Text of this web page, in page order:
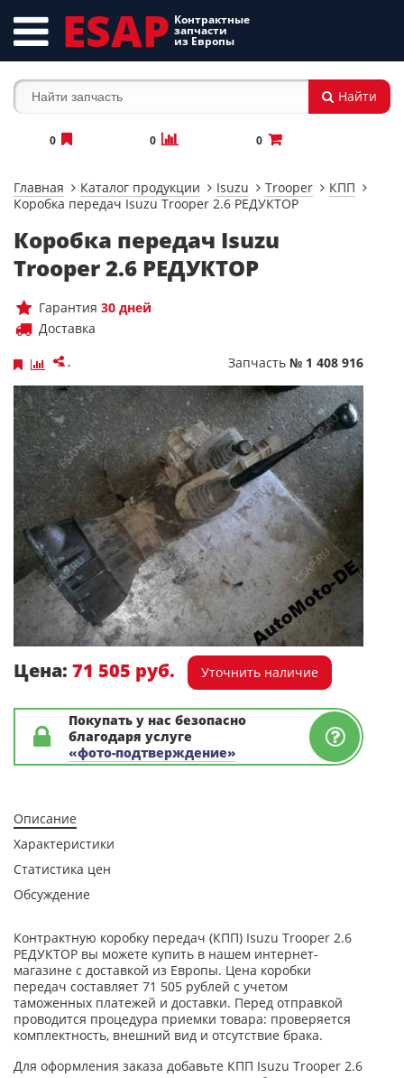
ESAP Контрактные
запчасти
из Европы
Найти
0 0 0
Главная Каталог продукции Isuzu Trooper
КПП
Коробка передач Isuzu Trooper 2.6 РЕДУКТОР
Коробка передач Isuzu
Trooper 2.6 РЕДУКТОР
Гарантия 30 дней
Доставка
Запчасть № 1 408 916
Цена: 71 505 руб. Уточнить наличие
Покупать у нас безопасно
благодаря услуге
«фото-подтверждение»
Описание
Характеристики
Статистика цен
Обсуждение
Контрактную коробку передач (КПП) Isuzu Trooper 2.6
РЕДУКТОР вы можете купить в нашем интернет-
магазине с доставкой из Европы. Цена коробки
передач составляет 71 505 рублей с учетом
таможенных платежей и доставки. Перед отправкой
проводится процедура приемки товара: проверяется
комплектность, внешний вид и отсутствие брака.
Для оформления заказа добавьте КПП Isuzu Trooper 2.6